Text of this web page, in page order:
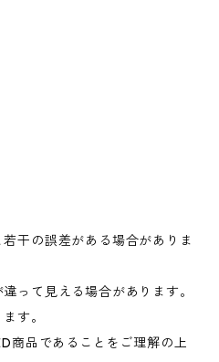
干の誤差がある場合がありま
って見える場合があります。
す。
商品であることをご理解の上